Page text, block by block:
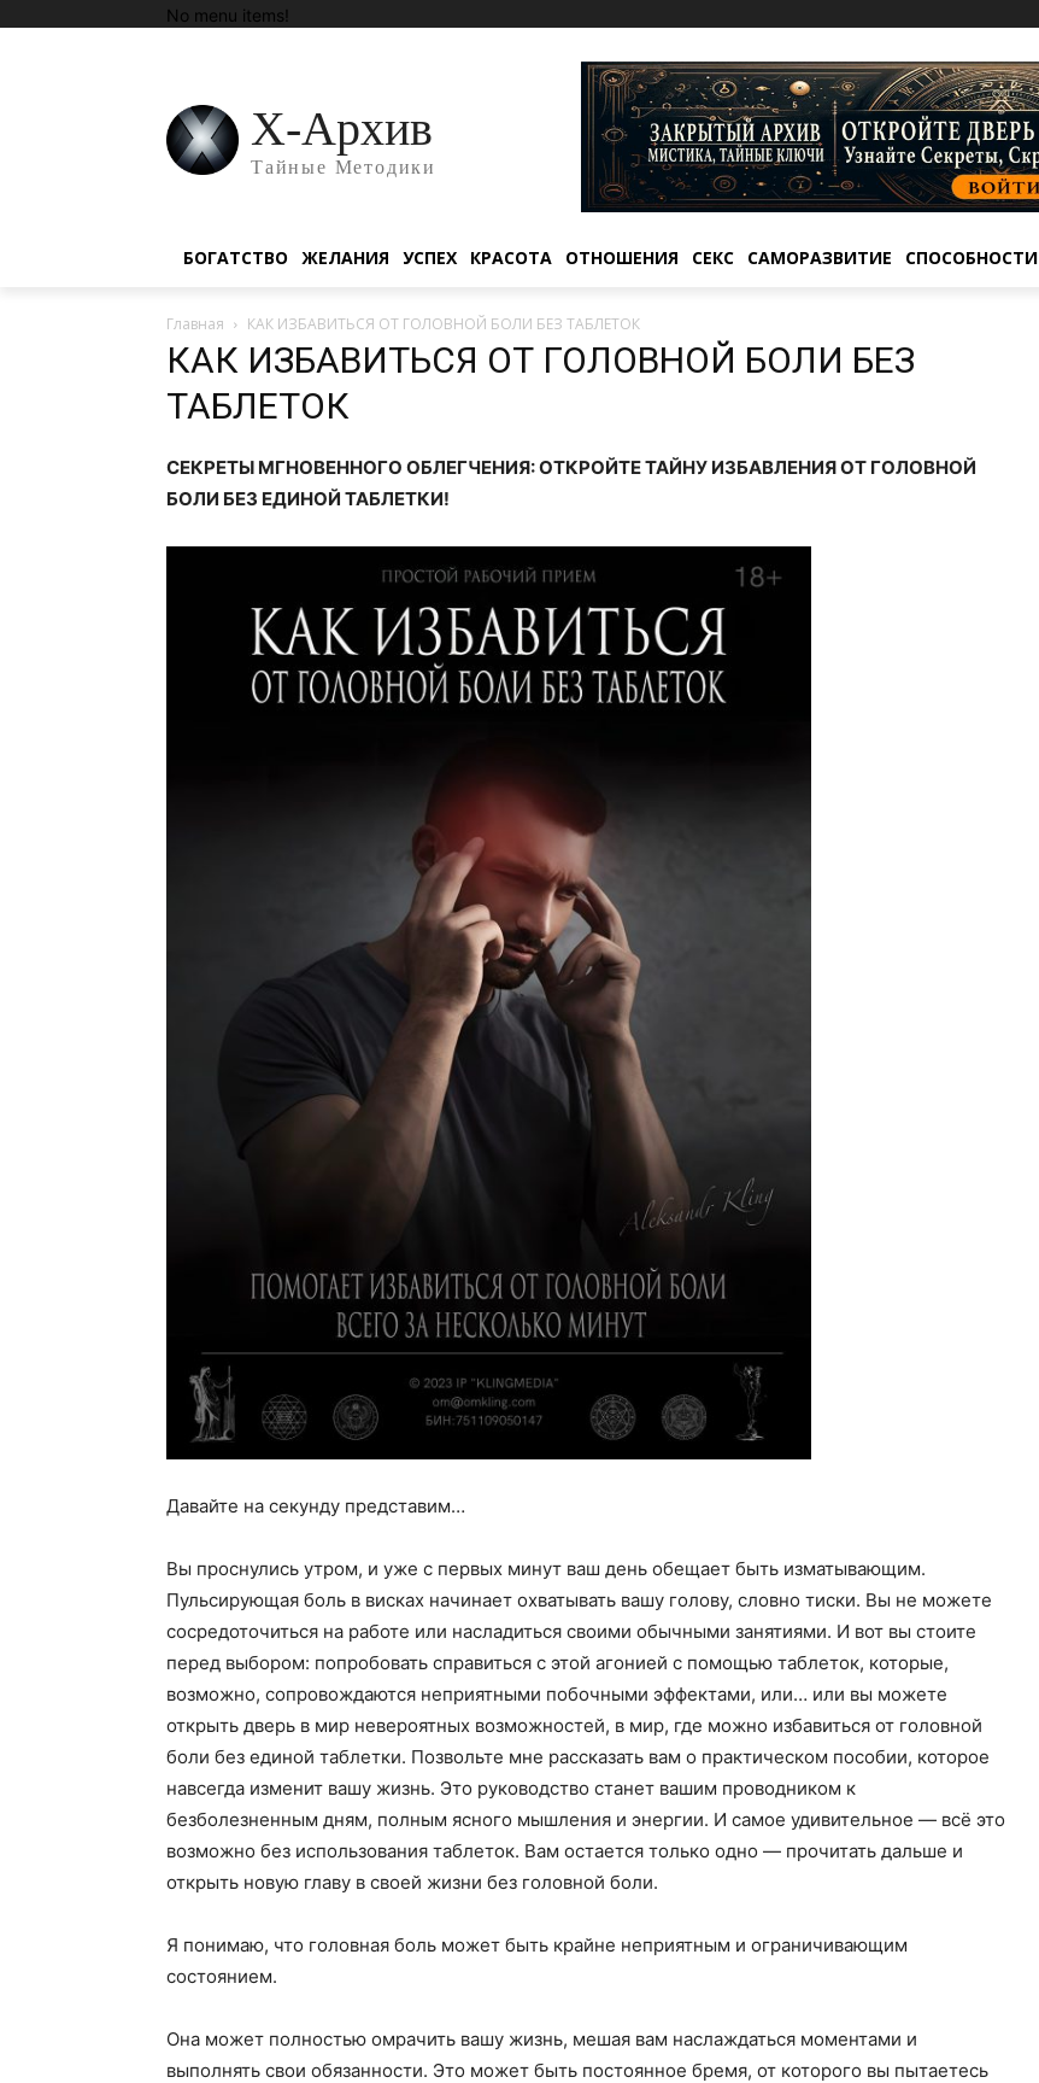
No menu items!
Х-Архив
Тайные Методики
БОГАТСТВО ЖЕЛАНИЯ УСПЕХ КРАСОТА ОТНОШЕНИЯ СЕКС САМОРАЗВИТИЕ СПОСОБНОСТИ
Главная КАК ИЗБАВИТЬСЯ ОТ ГОЛОВНОЙ БОЛИ БЕЗ ТАБЛЕТОК
КАК ИЗБАВИТЬСЯ ОТ ГОЛОВНОЙ БОЛИ БЕЗ
ТАБЛЕТОК
СЕКРЕТЫ МГНОВЕННОГО ОБЛЕГЧЕНИЯ: ОТКРОЙТЕ ТАЙНУ ИЗБАВЛЕНИЯ ОТ ГОЛОВНОЙ
БОЛИ БЕЗ ЕДИНОЙ ТАБЛЕТКИ!
Давайте на секунду представим…
Вы проснулись утром, и уже с первых минут ваш день обещает быть изматывающим.
Пульсирующая боль в висках начинает охватывать вашу голову, словно тиски. Вы не можете
сосредоточиться на работе или насладиться своими обычными занятиями. И вот вы стоите
перед выбором: попробовать справиться с этой агонией с помощью таблеток, которые,
возможно, сопровождаются неприятными побочными эффектами, или… или вы можете
открыть дверь в мир невероятных возможностей, в мир, где можно избавиться от головной
боли без единой таблетки. Позвольте мне рассказать вам о практическом пособии, которое
навсегда изменит вашу жизнь. Это руководство станет вашим проводником к
безболезненным дням, полным ясного мышления и энергии. И самое удивительное — всё это
возможно без использования таблеток. Вам остается только одно — прочитать дальше и
открыть новую главу в своей жизни без головной боли.
Я понимаю, что головная боль может быть крайне неприятным и ограничивающим
состоянием.
Она может полностью омрачить вашу жизнь, мешая вам наслаждаться моментами и
выполнять свои обязанности. Это может быть постоянное бремя, от которого вы пытаетесь